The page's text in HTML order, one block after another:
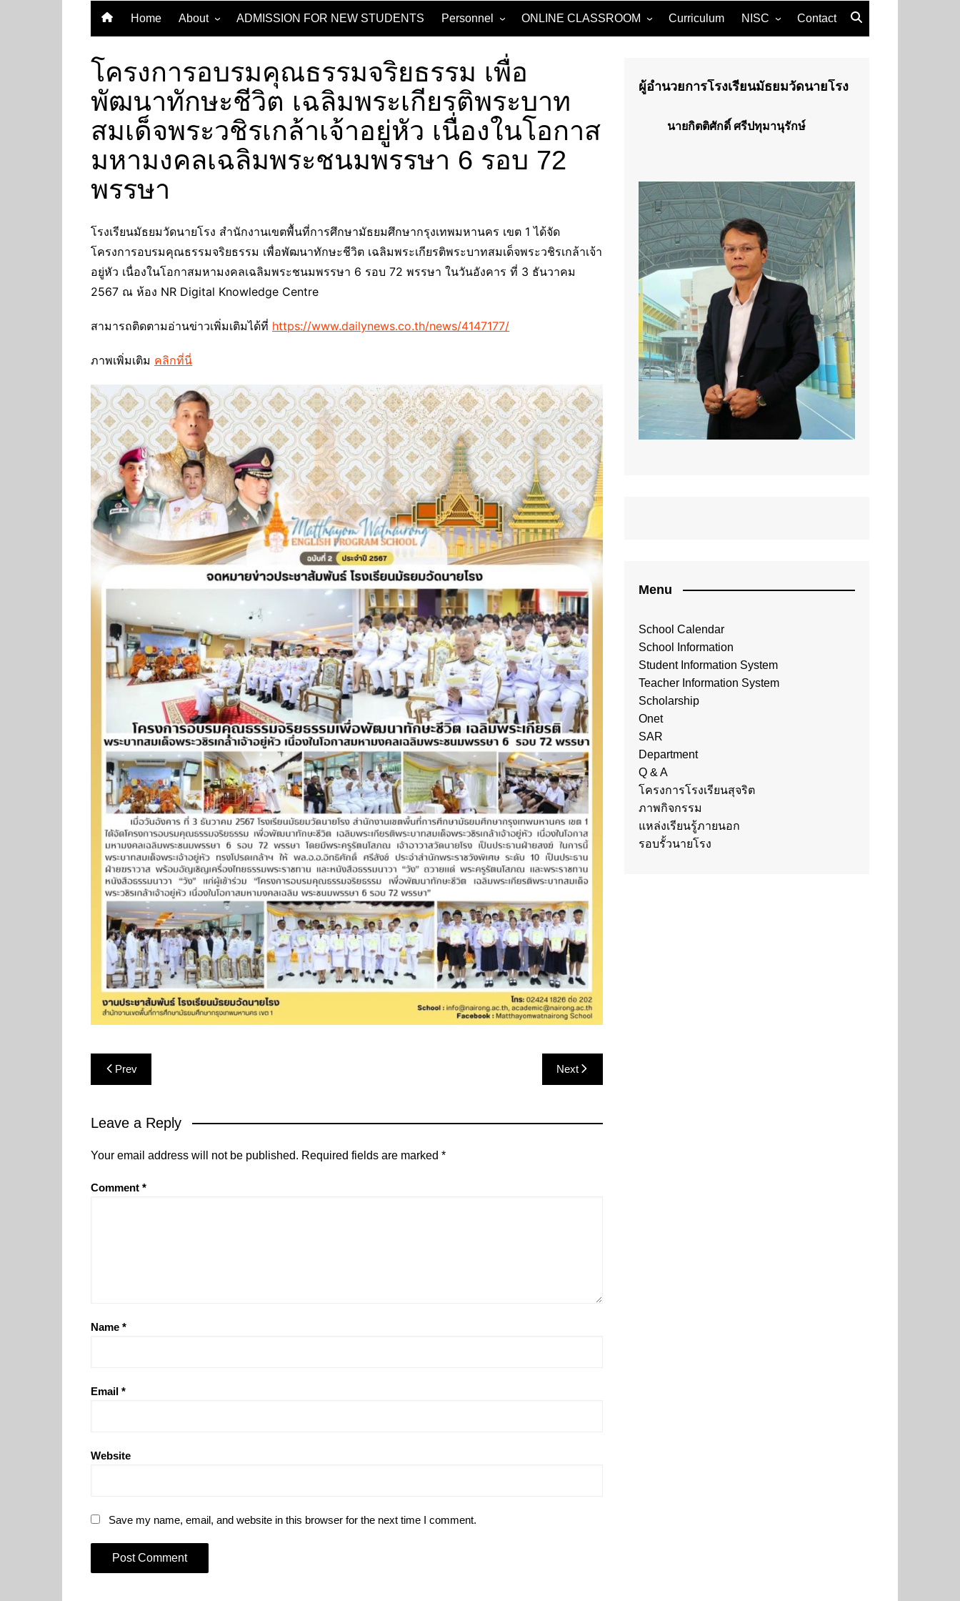
Home About ADMISSION FOR NEW STUDENTS Personnel
Basic Education Board
Parents and Teacher
Association
Parent Network Board
Thai Department.
Social Studies, Religion and
Culture Department.
Health and Physical
Occupations Department.
Foreign Teachers
Non-teaching Staff
ONLINE CLASSROOM
2023
Curriculum NISC
Student’s Conference 2019
(NISC)
4th NAIRONG
INTERNATIONAL
STUDENTS’
CONFERENCE 2018
(NISC)
NISC 2018
NISC 2017
NISC 2016
NISC 2015 Programme
Contact
โครงการอบรมคุณธรรมจริยธรรม เพื่อ
พัฒนาทักษะชีวิต เฉลิมพระเกียรติพระบาท
สมเด็จพระวชิรเกล้าเจ้าอยู่หัว เนื่องในโอกาส
มหามงคลเฉลิมพระชนมพรรษา 6 รอบ 72
พรรษา
โรงเรียนมัธยมวัดนายโรง สำนักงานเขตพื้นที่การศึกษามัธยมศึกษากรุงเทพมหานคร เขต 1 ได้จัด
โครงการอบรมคุณธรรมจริยธรรม เพื่อพัฒนาทักษะชีวิต เฉลิมพระเกียรติพระบาทสมเด็จพระวชิรเกล้าเจ้า
อยู่หัว เนื่องในโอกาสมหามงคลเฉลิมพระชนมพรรษา 6 รอบ 72 พรรษา ในวันอังคาร ที่ 3 ธันวาคม
2567 ณ ห้อง NR Digital Knowledge Centre
สามารถติดตามอ่านข่าวเพิ่มเติมได้ที่ https://www.dailynews.co.th/news/4147177/
ภาพเพิ่มเติม คลิกที่นี่
Post
navigation
Prev Next
Leave a Reply
Your email address will not be published. Required fields are marked *
Comment *
Name *
Email *
Website
Save my name, email, and website in this browser for the next time I comment.
ผู้อำนวยการโรงเรียนมัธยมวัดนายโรง
นายกิตติศักดิ์ ศรีปทุมานุรักษ์
Menu
School Calendar
School Information
Student Information System
Teacher Information System
Scholarship
Onet
SAR
Department
Q & A
โครงการโรงเรียนสุจริต
ภาพกิจกรรม
แหล่งเรียนรู้ภายนอก
รอบรั้วนายโรง